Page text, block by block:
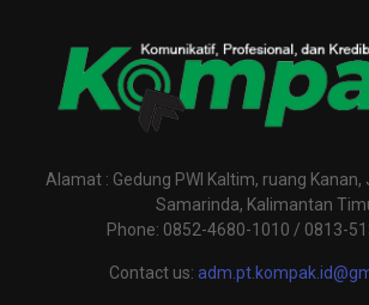
Alamat : Gedung PWI Kaltim, ruang Kanan,
Samarinda, Kalimantan
Phone: 0852-4680-1010 / 0813-
Contact us: